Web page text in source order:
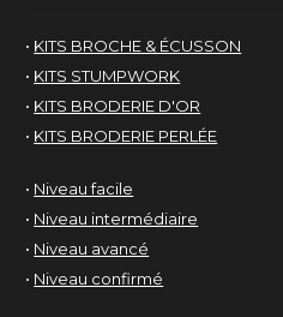
• KITS BROCHE & ÉCUSSON
• KITS STUMPWORK
• KITS BRODERIE D'OR
• KITS BRODERIE PERLÉE
• Niveau facile
• Niveau intermédiaire
• Niveau avancé
• Niveau confirmé